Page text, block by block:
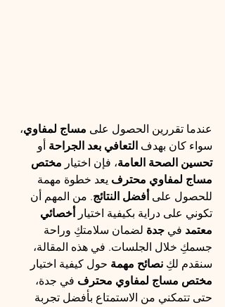
عندما تقررين الحصول على مساج لمفاوي،
سواء كان بهدف التعافي بعد الجراحة أو
تحسين الصحة العامة، فإن اختيار مختص
مساج لمفاوي محترف يعد خطوة مهمة
للحصول على أفضل النتائج. من المهم أن
تكوني على دراية بكيفية اختيار
أخصائي
معتمد في جدة لضمان سلامتكِ وراحة
جسمكِ خلال الجلسات. في هذه المقالة،
سنقدم لكِ نصائح مهمة حول كيفية اختيار
مختص مساج لمفاوي محترف في جدة،
حتى تتمكني من الاستمتاع بأفضل تجربة